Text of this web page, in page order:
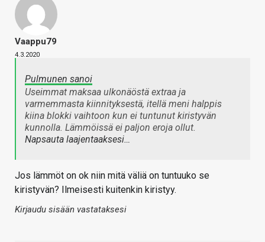
Vaappu79
4.3.2020
Pulmunen sanoi
Useimmat maksaa ulkonäöstä extraa ja
varmemmasta kiinnityksestä, itellä meni halppis
kiina blokki vaihtoon kun ei tuntunut kiristyvän
kunnolla. Lämmöissä ei paljon eroja ollut.
Napsauta laajentaaksesi…
Jos lämmöt on ok niin mitä väliä on tuntuuko se
kiristyvän? Ilmeisesti kuitenkin kiristyy.
Kirjaudu sisään vastataksesi